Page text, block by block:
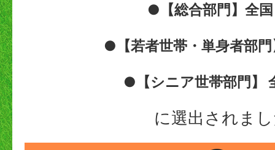
●【総合部門】全
●【若者世帯・単身者部門
●【シニア世帯部門】
に選出されま